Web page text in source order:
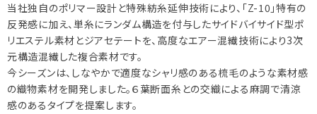
当社独自のポリマー設計と特殊紡糸延伸技術により、「Z-10」特有の
反発感に加え、単糸にランダム構造を付与したサイドバイサイド型ポ
リエステル素材とジアセテートを、高度なエアー混繊技術により3次
元構造混繊した複合素材です。
今シーズンは、しなやかで適度なシャリ感のある梳毛のような素材感
の織物素材を開発しました。６葉断面糸との交織による麻調で清涼
感のあるタイプを提案します。